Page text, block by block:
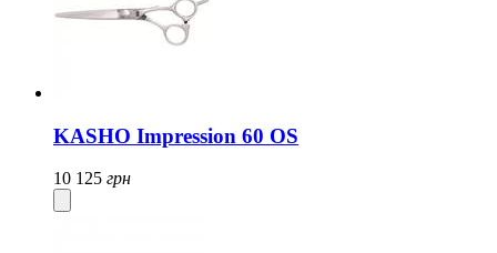
KASHO Impression 60 OS
10 125 грн